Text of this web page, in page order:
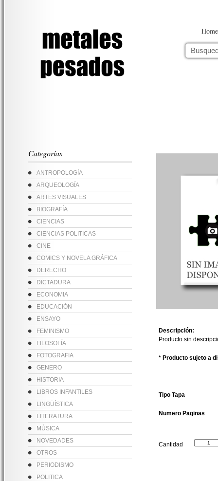
Home
Categorías
ANTROPOLOGÍA
ARQUEOLOGÍA
ARTES VISUALES
BIOGRAFÍA
CIENCIAS
CIENCIAS POLITICAS
CINE
COMICS Y NOVELA GRÁFICA
DERECHO
DICTADURA
ECONOMIA
EDUCACIÓN
ENSAYO
FEMINISMO
FILOSOFÍA
FOTOGRAFIA
GENERO
HISTORIA
LIBROS INFANTILES
LINGÜÍSTICA
LITERATURA
MÚSICA
NOVEDADES
OTROS
PERIODISMO
POLITICA
Descripción:
Producto sin
* Producto sujeto a
Tipo Tapa
Numero Paginas
Cantidad